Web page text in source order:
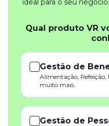
ideal para o seu
Qual produto VR
Gestão de
Alimentação,
muito mais.
Gestão de